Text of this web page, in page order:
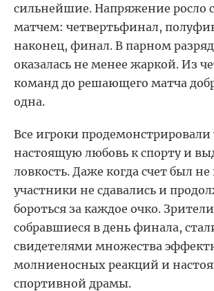
сильнейшие. Напряжение росло
матчем: четвертьфинал,
наконец, финал. В парном
оказалась не менее жаркой. Из
команд до решающего матча
одна.
Все игроки продемонстрировали
настоящую любовь к спорту и
ловкость. Даже когда счет был не
участники не сдавались и
бороться за каждое очко.
собравшиеся в день финала,
свидетелями множества
молниеносных реакций и
спортивной драмы.